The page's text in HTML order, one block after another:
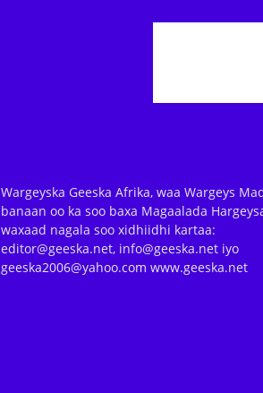
Wargeyska Geeska Afrika, waa Wargeys
banaan oo ka soo baxa Magaalada
waxaad nagala soo xidhiidhi kartaa:
editor@geeska.net, info@geeska.net iyo
geeska2006@yahoo.com www.geeska.net